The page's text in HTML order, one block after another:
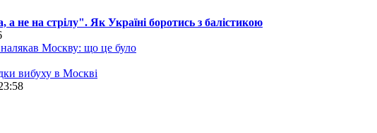
не на стрілу". Як Україні боротись з балістикою
Москву: що це було
вибуху в Москві